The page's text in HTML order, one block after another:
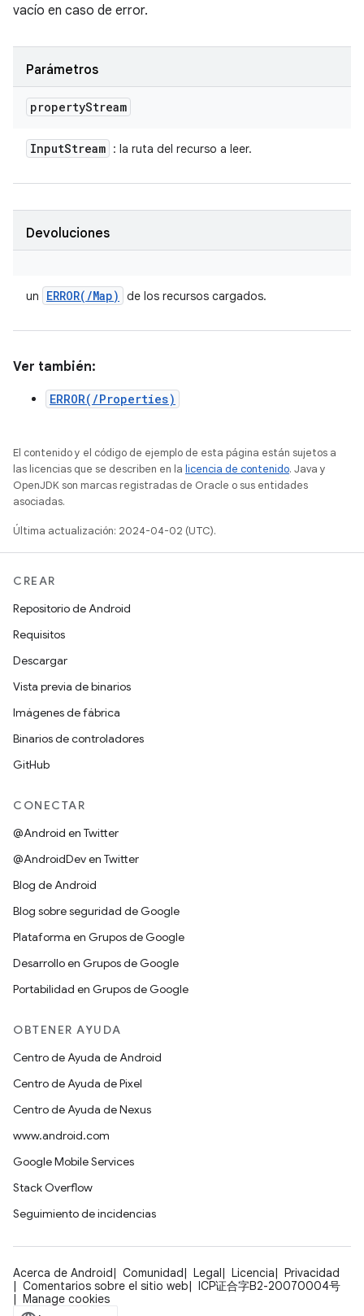
vacío en caso de error.
Parámetros
propertyStream
InputStream : la ruta del recurso a leer.
Devoluciones
un ERROR( /Map) de los recursos cargados.
Ver también:
ERROR(/Properties)
El contenido y el código de ejemplo de esta página están sujetos a
las licencias que se describen en la licencia de contenido. Java y
OpenJDK son marcas registradas de Oracle o sus entidades
asociadas.
Última actualización: 2024-04-02 (UTC).
CREAR
Repositorio de Android
Requisitos
Descargar
Vista previa de binarios
Imágenes de fábrica
Binarios de controladores
GitHub
CONECTAR
@Android en Twitter
@AndroidDev en Twitter
Blog de Android
Blog sobre seguridad de Google
Plataforma en Grupos de Google
Desarrollo en Grupos de Google
Portabilidad en Grupos de Google
OBTENER AYUDA
Centro de Ayuda de Android
Centro de Ayuda de Pixel
Centro de Ayuda de Nexus
www.android.com
Google Mobile Services
Stack Overflow
Seguimiento de incidencias
Acerca de Android Comunidad Legal Licencia
Privacidad
Comentarios sobre el sitio web
ICP证合字B2-20070004号
Manage cookies